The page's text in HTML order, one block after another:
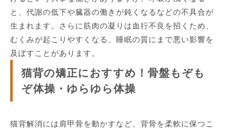
と、代謝の低下や臓器の働きが鈍くなるなどの不具合が
生まれます。さらに筋肉の凝りは血行不良を招くため、
むくみが起こりやすくなる、睡眠の質にまで悪い影響を
及ぼすことがあります。
猫背の矯正におすすめ！骨盤もぞも
ぞ体操・ゆらゆら体操
猫背解消には肩甲骨を動かすなど、背骨を柔軟に保つこ